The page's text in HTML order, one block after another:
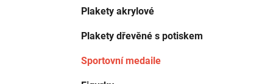
Plakety akrylové
Plakety dřevěné s potiskem
Sportovní medaile